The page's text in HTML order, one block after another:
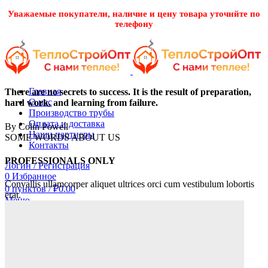
Уважаемые покупатели, наличие и цену товара уточнйте по
телефону
Главная
О нас
Производство трубы
Оплата и доставка
Наши партнеры
Контакты
Логин / Регистрация
0 Избранное
0пунктов / ₽0.00
Меню
There are no secrets to success. It is the result of preparation,
hard work, and learning from failure.
By Colin Powell
SOME WORDS ABOUT US
PROFESSIONALS ONLY
Convallis ullamcorper aliquet ultrices orci cum vestibulum lobortis
erat.